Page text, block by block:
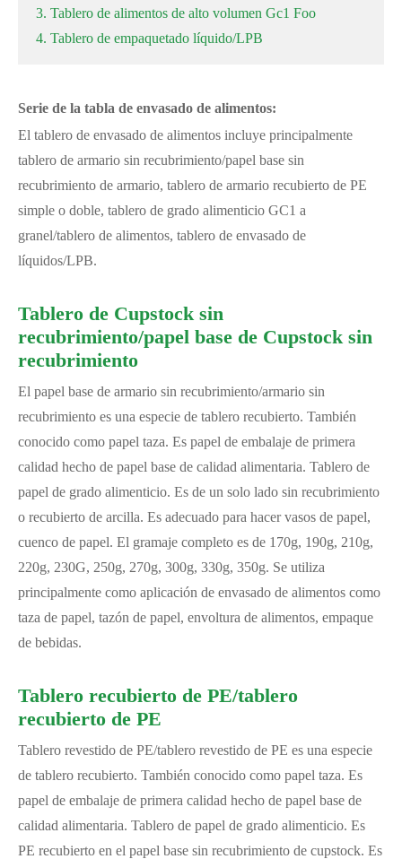
3. Tablero de alimentos de alto volumen Gc1 Foo
4. Tablero de empaquetado líquido/LPB
Serie de la tabla de envasado de alimentos:
El tablero de envasado de alimentos incluye principalmente
tablero de armario sin recubrimiento/papel base sin
recubrimiento de armario, tablero de armario recubierto de PE
simple o doble, tablero de grado alimenticio GC1 a
granel/tablero de alimentos, tablero de envasado de
líquidos/LPB.
Tablero de Cupstock sin
recubrimiento/papel base de Cupstock sin
recubrimiento
El papel base de armario sin recubrimiento/armario sin
recubrimiento es una especie de tablero recubierto. También
conocido como papel taza. Es papel de embalaje de primera
calidad hecho de papel base de calidad alimentaria. Tablero de
papel de grado alimenticio. Es de un solo lado sin recubrimiento
o recubierto de arcilla. Es adecuado para hacer vasos de papel,
cuenco de papel. El gramaje completo es de 170g, 190g, 210g,
220g, 230G, 250g, 270g, 300g, 330g, 350g. Se utiliza
principalmente como aplicación de envasado de alimentos como
taza de papel, tazón de papel, envoltura de alimentos, empaque
de bebidas.
Tablero recubierto de PE/tablero
recubierto de PE
Tablero revestido de PE/tablero revestido de PE es una especie
de tablero recubierto. También conocido como papel taza. Es
papel de embalaje de primera calidad hecho de papel base de
calidad alimentaria. Tablero de papel de grado alimenticio. Es
PE recubierto en el papel base sin recubrimiento de cupstock. Es